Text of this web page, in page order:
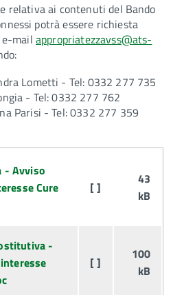
relativa ai contenuti del Bando
potrà essere richiesta
e-mail appropriatezzavss@ats-
Lometti - Tel: 0332 277 735
- Tel: 0332 277 762
Parisi - Tel: 0332 277 359
- Avviso
Cure
[ ]
43
kB
-
[ ]
100
kB